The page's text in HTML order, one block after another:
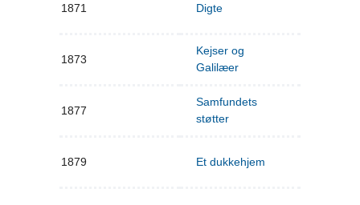
1871 Digte
1873
Kejser og
Galilæer
1877
Samfundets
støtter
1879 Et dukkehjem